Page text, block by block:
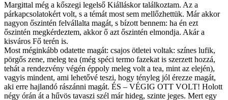
Margittal még a kőszegi legelső Kiálláskor találkoztam. Az a
párkapcsolatokért volt, s a témát most sem mellőzhettük. Már akkor
nagyon őszintén felvállalta magát, s bízott bennem: ha én ezt
őszintén megkérdeztem, akkor ő azt őszintén elmondja. Akár a
kisváros Fő terén is.
Most méginkább odatette magát: csajos ötletei voltak: színes lufik,
pörgős zene, meleg tea (még spéci termo fazekat is szerzett hozzá,
tehát a rendezvény végén éppoly meleg volt a tea, mint az elején),
vagyis mindent, ami lehetővé teszi, hogy tényleg jól érezze magát,
aki erre hajlandó rászánni magát. ÉS – VÉGIG OTT VOLT! Holott
négy órán át a hűvös tavaszi szél már hideg, szinte jeges. Mert egy